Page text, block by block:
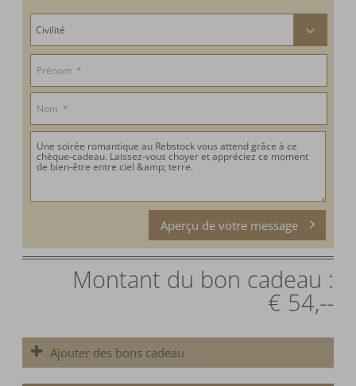
Aperçu de votre message
Montant du bon cadeau :
€ 54,--
Ajouter des bons cadeau